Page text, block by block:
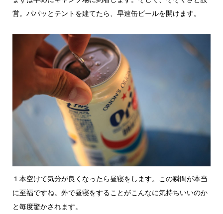
営。パパッとテントを建てたら、早速缶ビールを開けます。
１本空けて気分が良くなったら昼寝をします。この瞬間が本当
に至福ですね。外で昼寝をすることがこんなに気持ちいいのか
と毎度驚かされます。